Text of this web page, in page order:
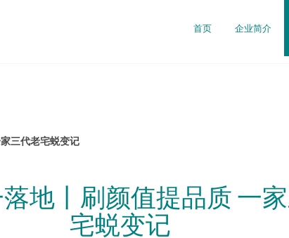
首页 企业简介
三代老宅蜕变记
地丨刷颜值提品质 一
宅蜕变记